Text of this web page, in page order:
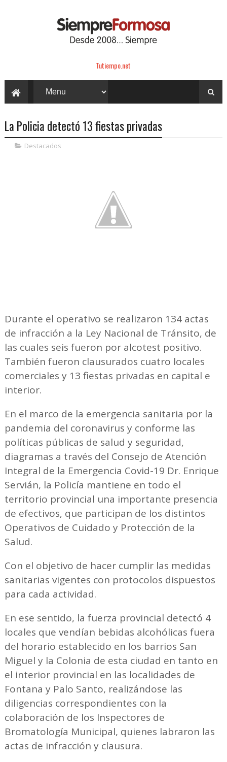
Tutiempo.net
La Policia detectó 13 fiestas privadas
Destacados
Durante el operativo se realizaron 134 actas
de infracción a la Ley Nacional de Tránsito, de
las cuales seis fueron por alcotest positivo.
También fueron clausurados cuatro locales
comerciales y 13 fiestas privadas en capital e
interior.
En el marco de la emergencia sanitaria por la
pandemia del coronavirus y conforme las
políticas públicas de salud y seguridad,
diagramas a través del Consejo de Atención
Integral de la Emergencia Covid-19 Dr. Enrique
Servián, la Policía mantiene en todo el
territorio provincial una importante presencia
de efectivos, que participan de los distintos
Operativos de Cuidado y Protección de la
Salud.
Con el objetivo de hacer cumplir las medidas
sanitarias vigentes con protocolos dispuestos
para cada actividad.
En ese sentido, la fuerza provincial detectó 4
locales que vendían bebidas alcohólicas fuera
del horario establecido en los barrios San
Miguel y la Colonia de esta ciudad en tanto en
el interior provincial en las localidades de
Fontana y Palo Santo, realizándose las
diligencias correspondientes con la
colaboración de los Inspectores de
Bromatología Municipal, quienes labraron las
actas de infracción y clausura.